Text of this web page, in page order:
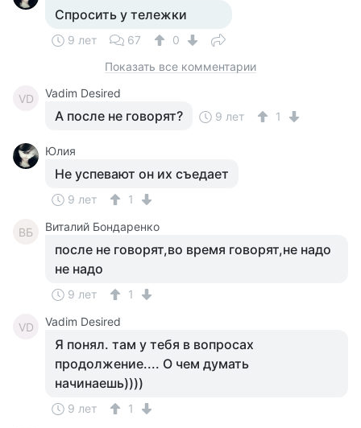
Спросить у тележки
9 лет 67
0
Показать все комментарии
VD Vadim Desired
А после не говорят? 9 лет 1
Юлия
Не успевают он их съедает
9 лет 1
ВБ Виталий Бондаренко
после не говорят,во время говорят,не надо
не надо
9 лет 1
VD Vadim Desired
Я понял. там у тебя в вопросах
продолжение.... О чем думать
начинаешь))))
9 лет 1